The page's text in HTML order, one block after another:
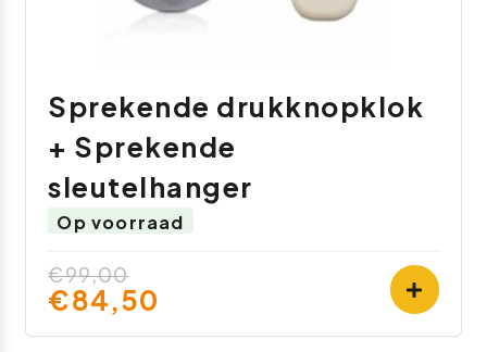
Sprekende drukknopklok
+ Sprekende
sleutelhanger
Op voorraad
€99,00
€84,50